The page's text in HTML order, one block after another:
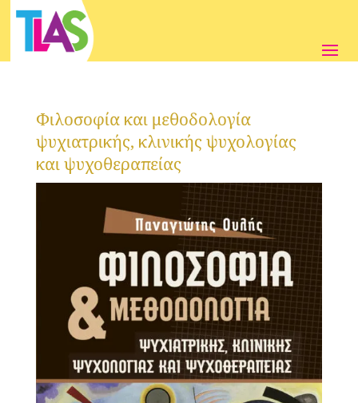
Φιλοσοφία και μεθοδολογία
ψυχιατρικής, κλινικής ψυχολογίας
και ψυχοθεραπείας